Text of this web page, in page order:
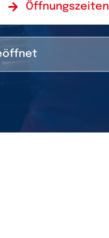
Öffnungszeiten